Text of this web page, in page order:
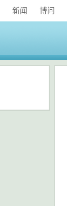
新闻 博问